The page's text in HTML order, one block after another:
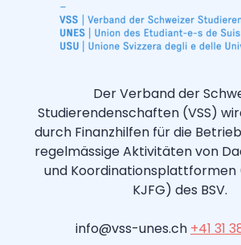
Der Verband der
Studierendenschaften (VSS)
durch Finanzhilfen für die
regelmässige Aktivitäten von
und Koordinationsplattformen
KJFG) des BSV.
info@vss-unes.ch +41 31